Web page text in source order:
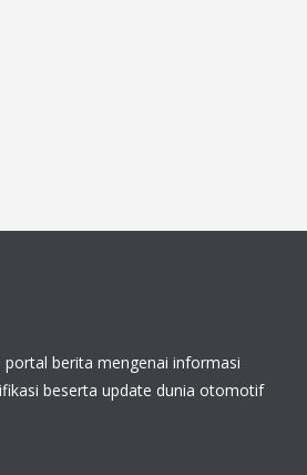
portal berita mengenai informasi
beserta update dunia otomotif